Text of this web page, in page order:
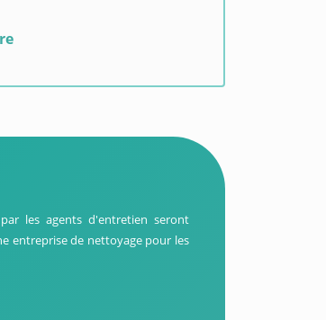
les agents d'entretien seront
entreprise de nettoyage pour les